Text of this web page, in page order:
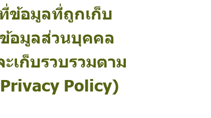
ข้อมูลที่ถูกเก็บ
อมูลส่วนบุคคล
เก็บรวบรวมตาม
Policy)